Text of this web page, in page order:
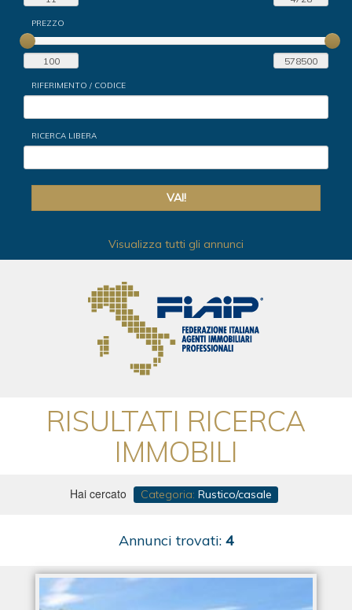
PREZZO
RIFERIMENTO / CODICE
RICERCA LIBERA
Visualizza tutti gli annunci
RISULTATI RICERCA
IMMOBILI
Hai cercato Categoria: Rustico/casale
Annunci trovati: 4